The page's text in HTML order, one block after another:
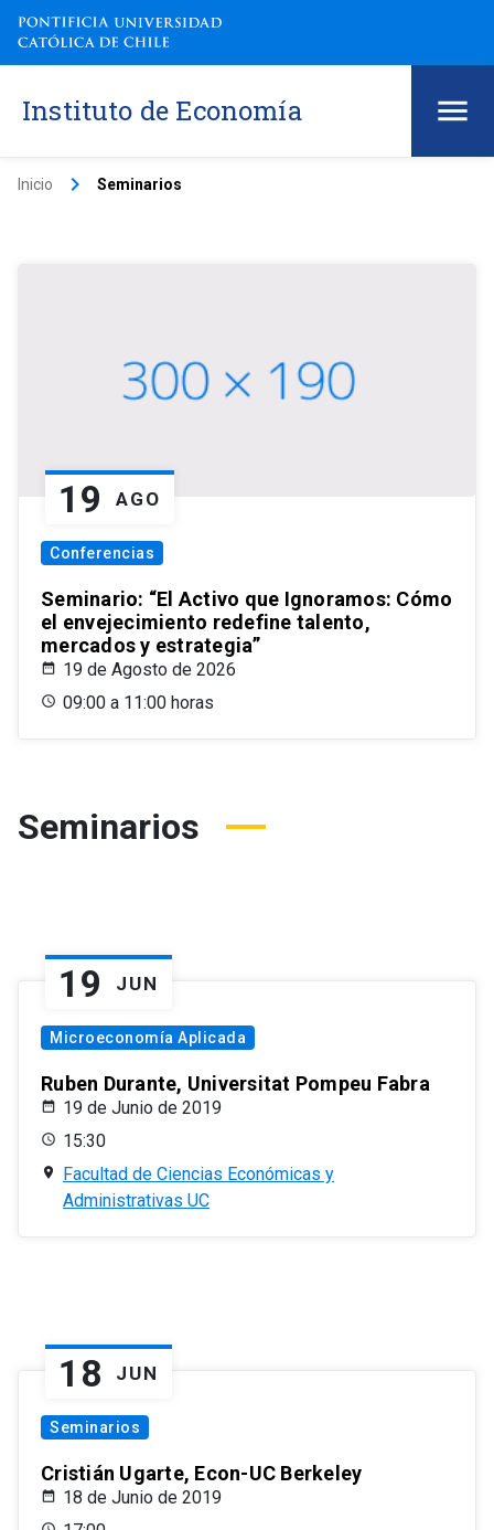
Instituto de Economía
Inicio keyboard_arrow_right Seminarios
19 AGO
Conferencias
Seminario: “El Activo que Ignoramos: Cómo
el envejecimiento redefine talento,
mercados y estrategia”
19 de Agosto de 2026
09:00 a 11:00 horas
Seminarios
19 JUN
Microeconomía Aplicada
Ruben Durante, Universitat Pompeu Fabra
19 de Junio de 2019
15:30
Facultad de Ciencias Económicas y
Administrativas UC
18 JUN
Seminarios
Cristián Ugarte, Econ-UC Berkeley
18 de Junio de 2019